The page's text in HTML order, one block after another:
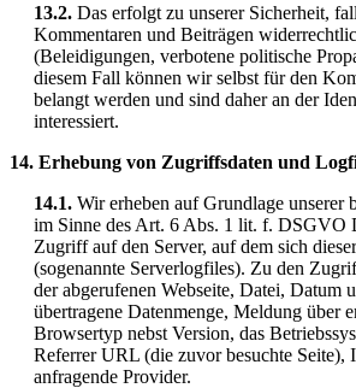
13.2. Das erfolgt zu unserer Sicherheit,
Kommentaren und Beiträgen
(Beleidigungen, verbotene politische
diesem Fall können wir selbst für den
belangt werden und sind daher an der
interessiert.
14. Erhebung von Zugriffsdaten und
14.1. Wir erheben auf Grundlage unserer
im Sinne des Art. 6 Abs. 1 lit. f. DSGVO
Zugriff auf den Server, auf dem sich
(sogenannte Serverlogfiles). Zu den
der abgerufenen Webseite, Datei, Datum
übertragene Datenmenge, Meldung über
Browsertyp nebst Version, das
Referrer URL (die zuvor besuchte Seite),
anfragende Provider.